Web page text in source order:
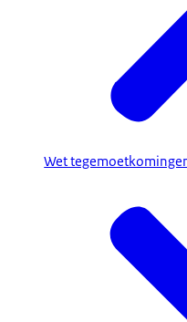
Wet